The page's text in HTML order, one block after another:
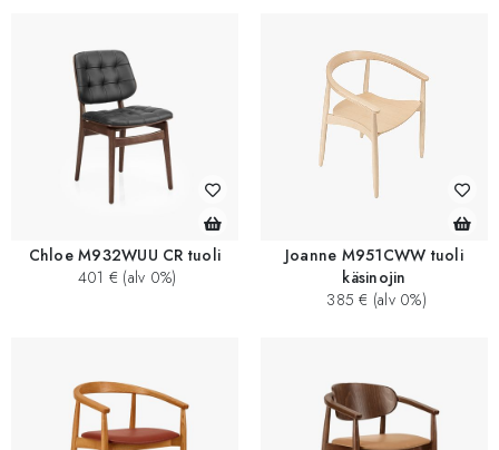
Chloe M932WUU CR tuoli
401 € (alv 0%)
Joanne M951CWW tuoli
käsinojin
385 € (alv 0%)